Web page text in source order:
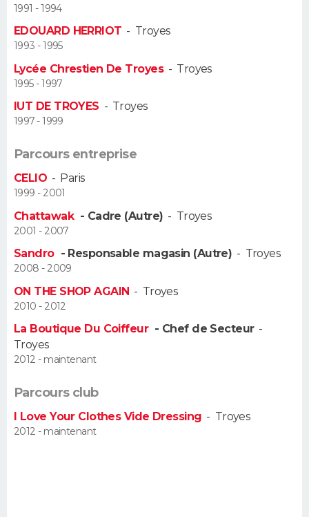
Alimentation
Guide de la santé
Maladies
Médicaments
Sommeil
VOYAGE
PHOTO
CARTE DE VOEUX
Carte de Noël
Carte Bonne année
Carte Saint-Valentin
Carte Pâques
Carte d'anniversaire
DICTIONNAIRE
Dictionnaire
Biographies
Citations
Expressions
Proverbes
PROGRAMME TV
COPAINS D'AVANT
AVIS DE DÉCÈS
Bricolage
Lifestyle
Culture
Sport
Auto
Television
Voyage
Cinema
1991 - 1994
EDOUARD HERRIOT - Troyes
1993 - 1995
Lycée Chrestien De Troyes- Troyes
1995 - 1997
IUT DE TROYES - Troyes
1997 - 1999
Parcours entreprise
CELIO - Paris
1999 - 2001
Chattawak - Cadre (Autre) - Troyes
2001 - 2007
Sandro - Responsable magasin (Autre) - Troyes
2008 - 2009
ON THE SHOP AGAIN - Troyes
2010 - 2012
La Boutique Du Coiffeur - Chef de Secteur-
Troyes
2012 - maintenant
Parcours club
I Love Your Clothes Vide Dressing - Troyes
2012 - maintenant